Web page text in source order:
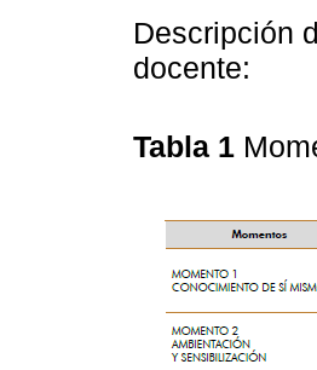
Descripción
docente:
Tabla 1